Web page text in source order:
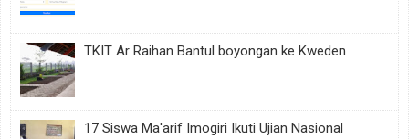
TKIT Ar Raihan Bantul boyongan ke Kweden
17 Siswa Ma'arif Imogiri Ikuti Ujian Nasional